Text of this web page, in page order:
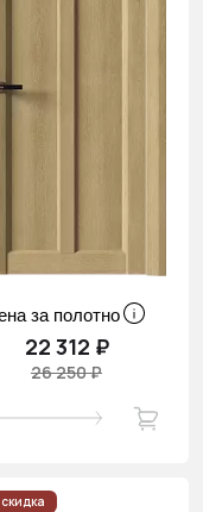
за полотно
22 312 ₽
26 250 ₽
скидка